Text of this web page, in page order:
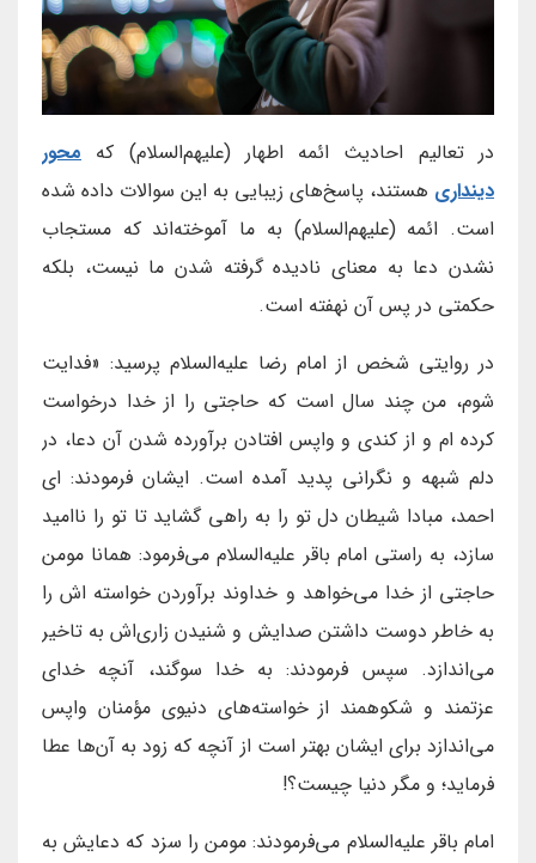
در تعالیم احادیث ائمه اطهار (علیهم‌السلام) که محور
دینداری هستند، پاسخ‌های زیبایی به این سوالات داده شده
است. ائمه (علیهم‌السلام) به ما آموخته‌اند که مستجاب
نشدن دعا به معنای نادیده گرفته شدن ما نیست، بلکه
حکمتی در پس آن نهفته است.
در روایتی شخص از امام رضا علیه‌‌السلام پرسید: «فدایت
شوم، من چند سال است که حاجتی را از خدا درخواست
کرده ام و از کندی و واپس افتادن برآورده شدن آن دعا، در
دلم شبهه و نگرانی پدید آمده است. ایشان فرمودند: ای
احمد، مبادا شیطان دل تو را به راهی گشاید تا تو را ناامید
سازد، به راستی امام باقر علیه‌السلام می‌فرمود: همانا مومن
حاجتی از خدا می‌خواهد و خداوند برآوردن خواسته اش را
به خاطر دوست داشتن صدایش و شنیدن زاری‌اش به تاخیر
می‌اندازد. سپس فرمودند: به خدا سوگند، آنچه خدای
عزتمند و شکوهمند از خواسته‌های دنیوی مؤمنان واپس
می‌اندازد برای ایشان بهتر است از آنچه که زود به آن‌ها عطا
فرماید؛ و مگر دنیا چیست؟!
امام باقر علیه‌السلام می‌فرمودند: مومن را سزد که دعایش به